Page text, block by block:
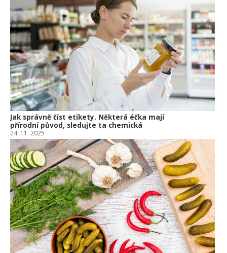
Jak správně číst etikety. Některá éčka mají
přírodní původ, sledujte ta chemická
24. 11. 2025